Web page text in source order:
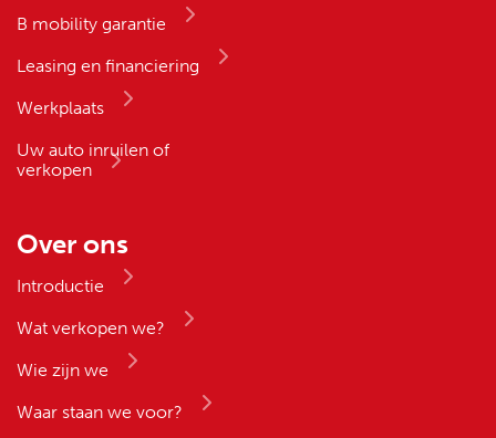
B mobility garantie
Leasing en financiering
Werkplaats
Uw auto inruilen of
verkopen
Over ons
Introductie
Wat verkopen we?
Wie zijn we
Waar staan we voor?